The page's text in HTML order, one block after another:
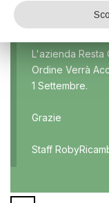
Marca
Modello
Auto usate
Culla
L'azienda Resta
Ordine Verrà
1 Settembre.
Grazie
Staff